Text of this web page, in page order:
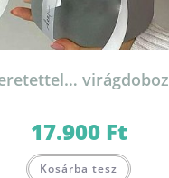
17.900 Ft
Kosárba tesz